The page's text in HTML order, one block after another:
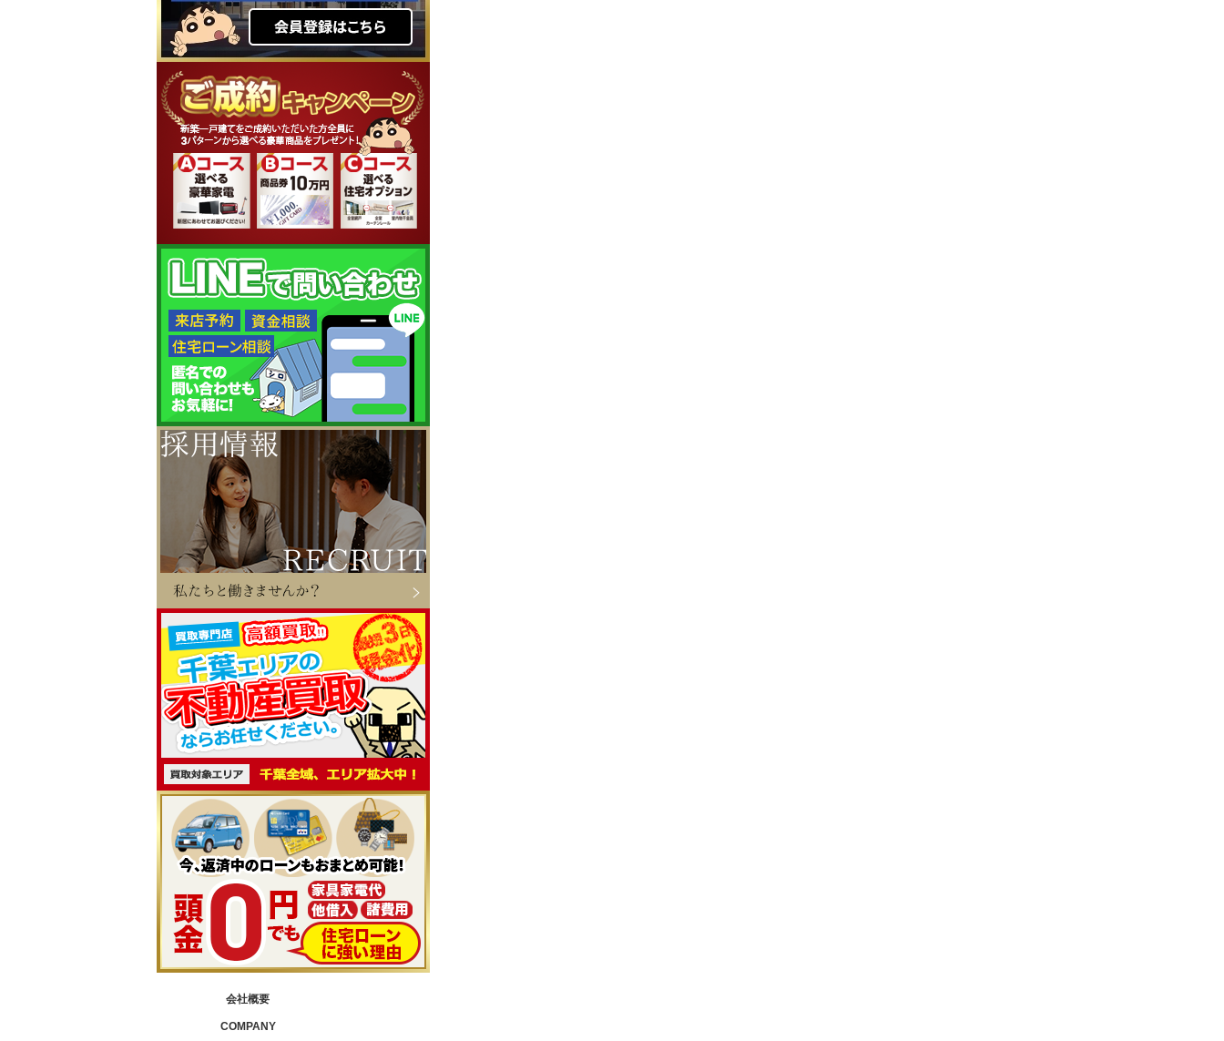
会社概要
COMPANY